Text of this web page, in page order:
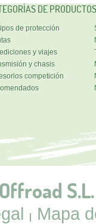
DE PRODUCTOS
de protección
y viajes
y chasis
competición
S.L.
Mapa